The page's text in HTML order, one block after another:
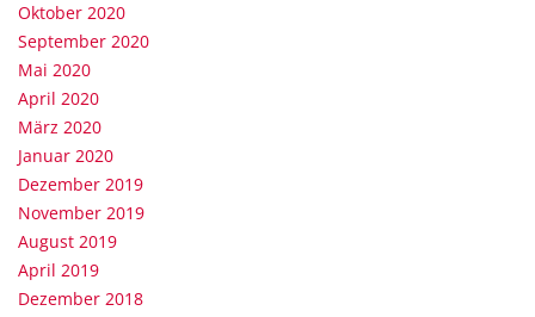
Oktober 2020
September 2020
Mai 2020
April 2020
März 2020
Januar 2020
Dezember 2019
November 2019
August 2019
April 2019
Dezember 2018